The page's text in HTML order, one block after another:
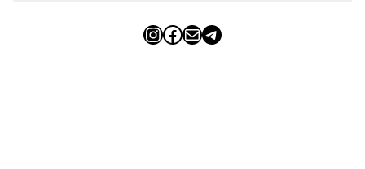
InstagramFacebook Email Telegram